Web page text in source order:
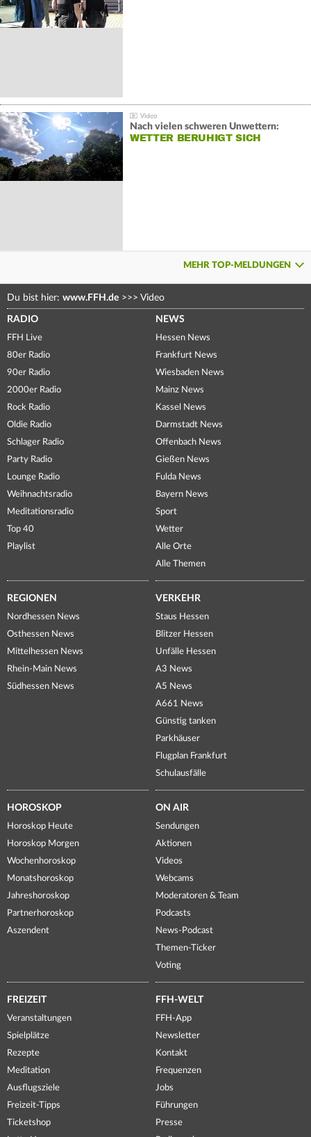
Nach vielen schweren Unwettern:
WETTER BERUHIGT SICH
MEHR TOP-MELDUNGEN
Du bist hier: www.FFH.de >>> Video
RADIO
FFH Live
80er Radio
90er Radio
2000er Radio
Rock Radio
Oldie Radio
Schlager Radio
Party Radio
Lounge Radio
Weihnachtsradio
Meditationsradio
Top 40
Playlist
NEWS
Hessen News
Frankfurt News
Wiesbaden News
Mainz News
Kassel News
Darmstadt News
Offenbach News
Gießen News
Fulda News
Bayern News
Sport
Wetter
Alle Orte
Alle Themen
REGIONEN
Nordhessen News
Osthessen News
Mittelhessen News
Rhein-Main News
Südhessen News
VERKEHR
Staus Hessen
Blitzer Hessen
Unfälle Hessen
A3 News
A5 News
A661 News
Günstig tanken
Parkhäuser
Flugplan Frankfurt
Schulausfälle
HOROSKOP
Horoskop Heute
Horoskop Morgen
Wochenhoroskop
Monatshoroskop
Jahreshoroskop
Partnerhoroskop
Aszendent
ON AIR
Sendungen
Aktionen
Videos
Webcams
Moderatoren & Team
Podcasts
News-Podcast
Themen-Ticker
Voting
FREIZEIT
Veranstaltungen
Spielplätze
Rezepte
Meditation
Ausflugsziele
Freizeit-Tipps
Ticketshop
FFH-WELT
FFH-App
Newsletter
Kontakt
Frequenzen
Jobs
Führungen
Presse